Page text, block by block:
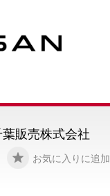
お気に入りに追加
販売株式会社